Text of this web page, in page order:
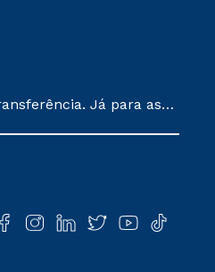
Já para as
de prestação de